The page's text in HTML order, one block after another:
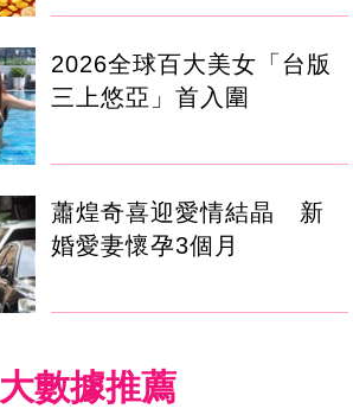
2026全球百大美女「台版
三上悠亞」首入圍
蕭煌奇喜迎愛情結晶 新
婚愛妻懷孕3個月
大數據推薦